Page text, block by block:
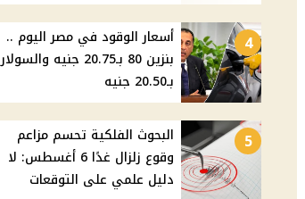
4
أسعار الوقود في مصر اليوم ..
بنزين 80 بـ20.75 جنيه والسولار
بـ20.50 جنيه
5
البحوث الفلكية تحسم مزاعم
وقوع زلزال غدًا 6 أغسطس: لا
دليل علمي على التوقعات